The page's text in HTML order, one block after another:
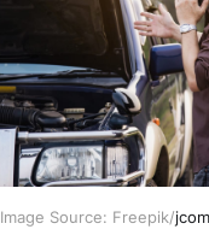
Image Source: Freepik/